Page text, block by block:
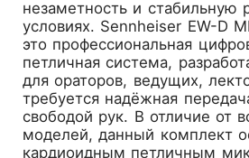
незаметность и стабильную
условиях. Sennheiser EW-D
это профессиональная
петличная система,
для ораторов, ведущих,
требуется надёжная
свободой рук. В отличие от
моделей, данный комплект
кардиоидным петличным